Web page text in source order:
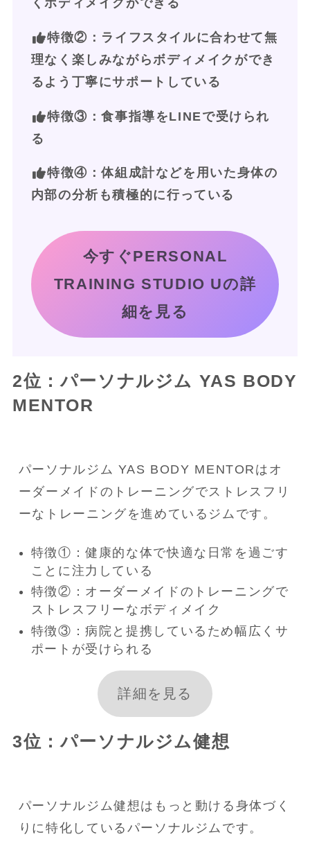
特徴②：ライフスタイルに合わせて無
理なく楽しみながらボディメイクができ
るよう丁寧にサポートしている
特徴③：食事指導をLINEで受けられ
る
特徴④：体組成計などを用いた身体の
内部の分析も積極的に行っている
今すぐPERSONAL
TRAINING STUDIO Uの詳
細を見る
2位：パーソナルジム YAS BODY
MENTOR
パーソナルジム YAS BODY MENTORはオ
ーダーメイドのトレーニングでストレスフリ
ーなトレーニングを進めているジムです。
特徴①：健康的な体で快適な日常を過ごす
ことに注力している
特徴②：オーダーメイドのトレーニングで
ストレスフリーなボディメイク
特徴③：病院と提携しているため幅広くサ
ポートが受けられる
詳細を見る
3位：パーソナルジム健想
パーソナルジム健想はもっと動ける身体づく
りに特化しているパーソナルジムです。